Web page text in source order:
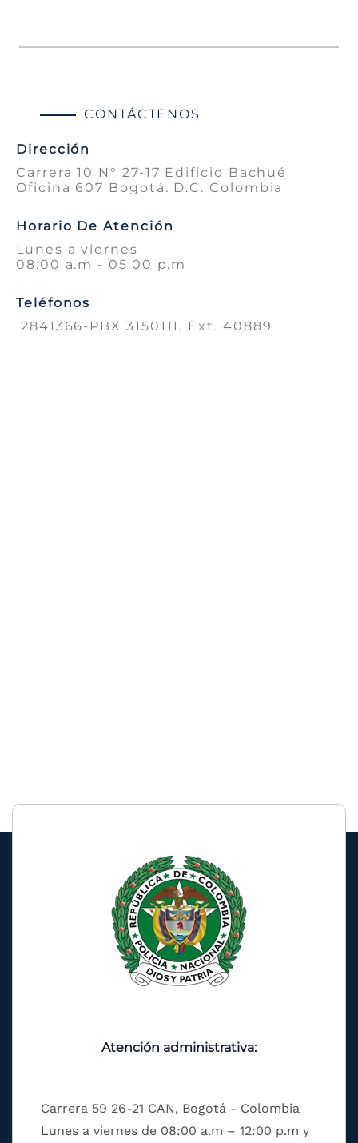
CONTÁCTENOS
Dirección
Carrera 10 N° 27-17 Edificio Bachué
Oficina 607 Bogotá. D.C. Colombia
Horario De Atención
Lunes a viernes
08:00 a.m - 05:00 p.m
Teléfonos
2841366-PBX 3150111. Ext. 40889
Atención administrativa:
Carrera 59 26-21 CAN, Bogotá - Colombia
Lunes a viernes de 08:00 a.m – 12:00 p.m y